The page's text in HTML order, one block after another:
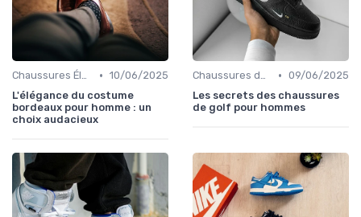
Chaussures Élégantes et de Cérémonie • 10/06/2025
L'élégance du costume
bordeaux pour homme : un
choix audacieux
Chaussures de Sport • 09/06/2025
Les secrets des chaussures
de golf pour hommes